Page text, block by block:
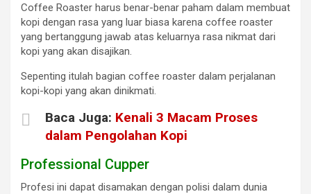
Coffee Roaster harus benar-benar paham dalam membuat
kopi dengan rasa yang luar biasa karena coffee roaster
yang bertanggung jawab atas keluarnya rasa nikmat dari
kopi yang akan disajikan.
Sepenting itulah bagian coffee roaster dalam perjalanan
kopi-kopi yang akan dinikmati.
Baca Juga: Kenali 3 Macam Proses
dalam Pengolahan Kopi
Professional Cupper
Profesi ini dapat disamakan dengan polisi dalam dunia